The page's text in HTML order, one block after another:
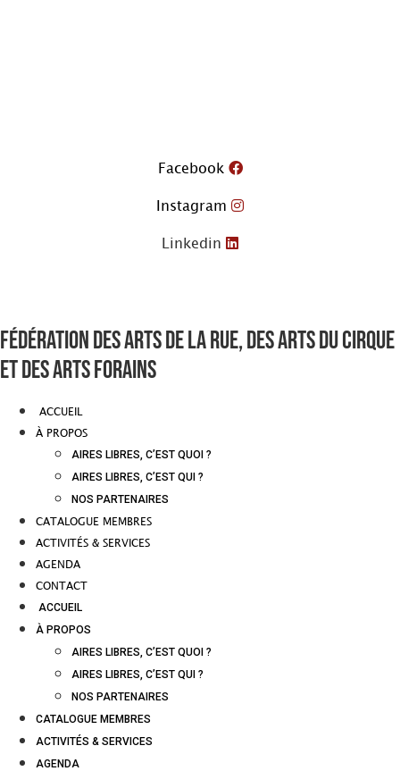
Facebook
Instagram
Linkedin
Fédération des arts de la rue, des arts du cirque
et des arts forains
ACCUEIL
À PROPOS
AIRES LIBRES, C’EST QUOI ?
AIRES LIBRES, C’EST QUI ?
NOS PARTENAIRES
CATALOGUE MEMBRES
ACTIVITÉS & SERVICES
AGENDA
CONTACT
ACCUEIL
À PROPOS
AIRES LIBRES, C’EST QUOI ?
AIRES LIBRES, C’EST QUI ?
NOS PARTENAIRES
CATALOGUE MEMBRES
ACTIVITÉS & SERVICES
AGENDA